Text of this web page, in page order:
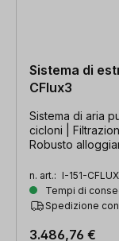
Sistema di
CFlux3
Sistema di aria
cicloni |
Robusto
n. art.: I-151-
Tempi di
Spedizione
3.486,76 €